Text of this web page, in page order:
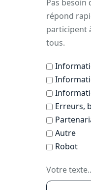
Pas besoin
répond
participent
tous.
Erreurs,
Autre
Robot
Votre